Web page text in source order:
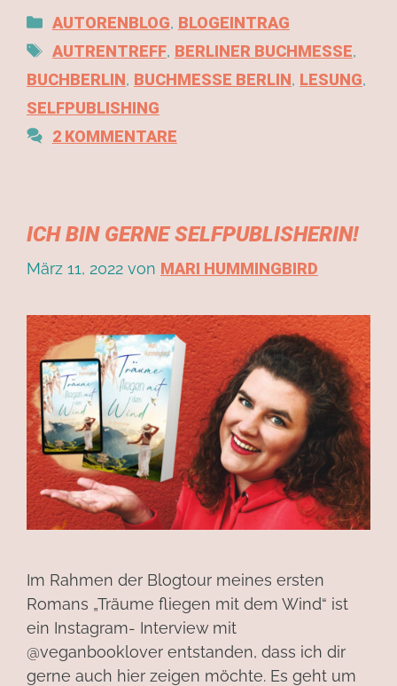
AUTORENBLOG, BLOGEINTRAG
AUTRENTREFF, BERLINER BUCHMESSE,
BUCHBERLIN, BUCHMESSE BERLIN, LESUNG,
SELFPUBLISHING
2 KOMMENTARE
ICH BIN GERNE SELFPUBLISHERIN!
März 11, 2022 von MARI HUMMINGBIRD
Im Rahmen der Blogtour meines ersten
Romans „Träume fliegen mit dem Wind“ ist
ein Instagram- Interview mit
@veganbooklover entstanden, dass ich dir
gerne auch hier zeigen möchte. Es geht um